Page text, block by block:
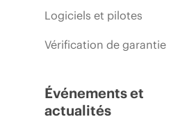
Logiciels et pilotes
Vérification de garantie
Événements et
actualités